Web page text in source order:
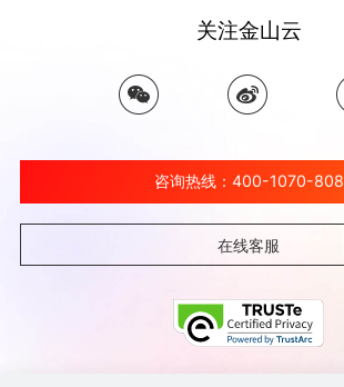
关注金山云
咨询热线：400-1070-808
在线客服